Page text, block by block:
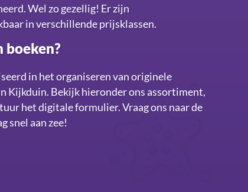
Wel zo gezellig! Er zijn
in verschillende prijsklassen.
in het organiseren van originele
Kijkduin. Bekijk hieronder ons assortiment,
het digitale formulier. Vraag ons naar de
snel aan zee!